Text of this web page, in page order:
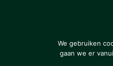
© 2000-2026 Van
We gebruiken
gaan we er